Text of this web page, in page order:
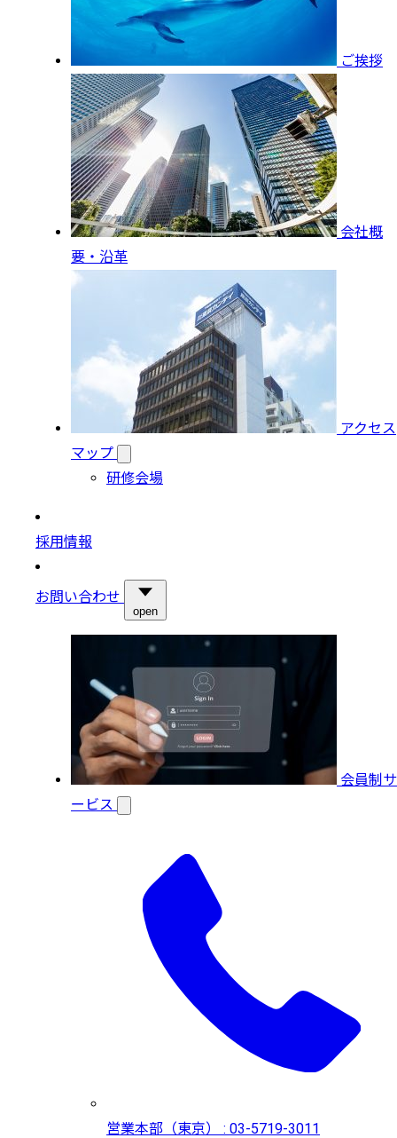
ご挨拶
会社概
要・沿革
アクセス
マップ
研修会場
採用情報
お問い合わせ
open
会員制サ
ービス
営業本部（東京） : 03-5719-3011